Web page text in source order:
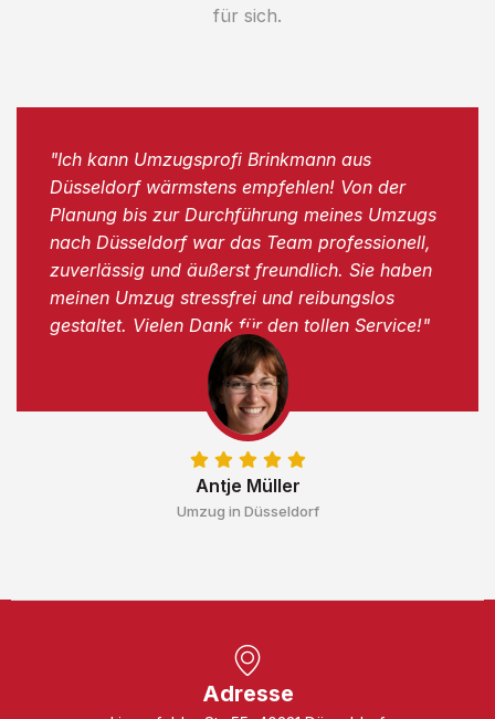
für sich.
Antje Müller
Umzug in Düsseldorf
"Ich kann Umzugsprofi Brinkmann aus
Düsseldorf wärmstens empfehlen! Von der
Planung bis zur Durchführung meines Umzugs
nach Düsseldorf war das Team professionell,
zuverlässig und äußerst freundlich. Sie haben
meinen Umzug stressfrei und reibungslos
gestaltet. Vielen Dank für den tollen Service!"
Adresse